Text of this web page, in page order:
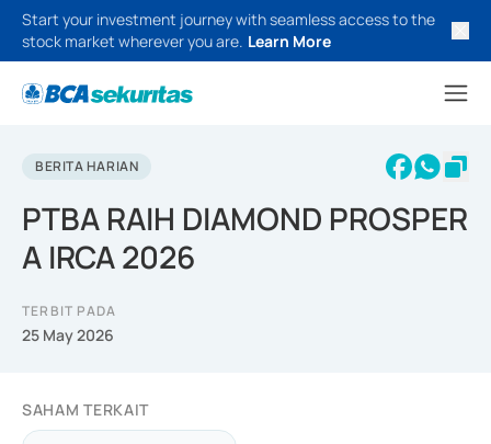
Start your investment journey with seamless access to the
stock market wherever you are. Learn More
BERITA HARIAN
PTBA RAIH DIAMOND PROSPER
A IRCA 2026
TERBIT PADA
25 May 2026
SAHAM TERKAIT